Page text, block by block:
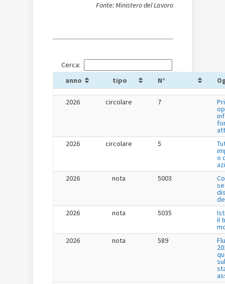
Fonte: Ministero del Lavoro
Cerca:
anno
tipo N°
2026 circolare 7
2026
circolare 5
o
2026
nota 5003
2026
nota 5035
il
2026
nota 589